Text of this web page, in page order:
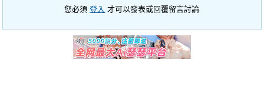
您必須登入 才可以發表或回覆留言討論